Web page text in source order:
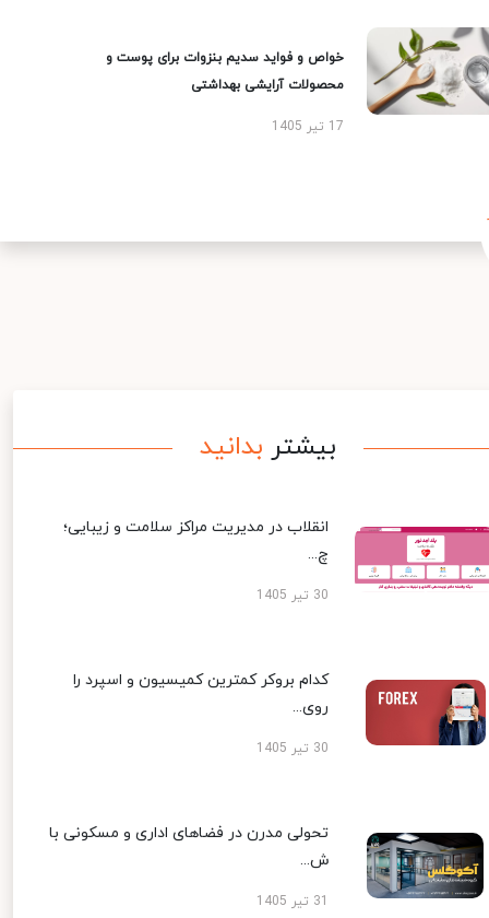
خواص و فواید سدیم بنزوات برای پوست و
محصولات آرایشی بهداشتی
17 تیر 1405
بیشتر بدانید
انقلاب در مدیریت مراکز سلامت و زیبایی؛
چ...
30 تیر 1405
کدام بروکر کمترین کمیسیون و اسپرد را
روی...
30 تیر 1405
تحولی مدرن در فضاهای اداری و مسکونی با
ش...